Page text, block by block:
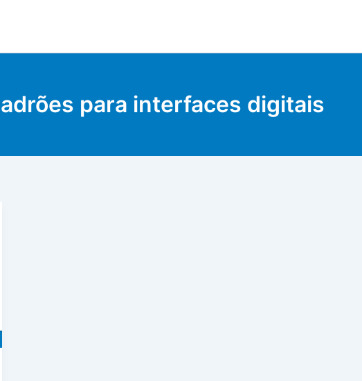
para interfaces digitais